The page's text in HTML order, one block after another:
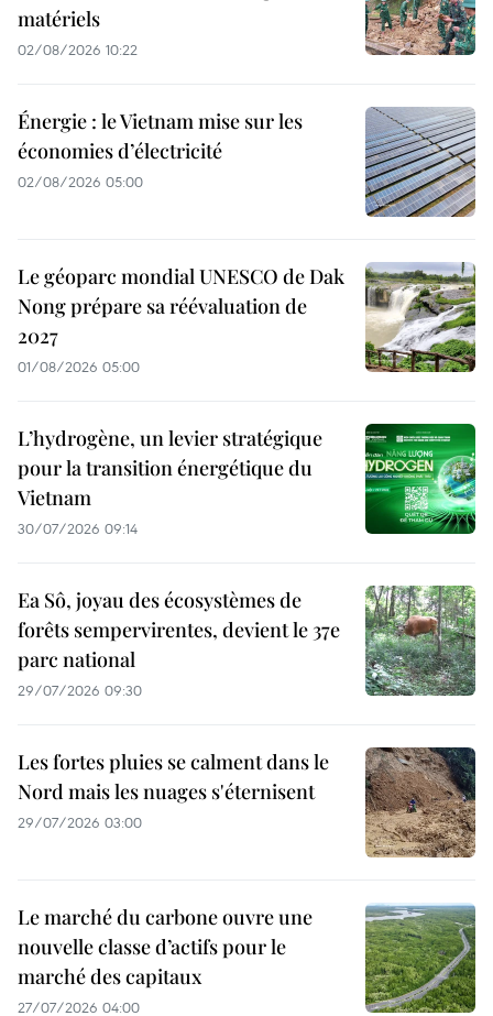
matériels
02/08/2026 10:22
Énergie : le Vietnam mise sur les
économies d’électricité
02/08/2026 05:00
Le géoparc mondial UNESCO de Dak
Nong prépare sa réévaluation de
2027
01/08/2026 05:00
L’hydrogène, un levier stratégique
pour la transition énergétique du
Vietnam
30/07/2026 09:14
Ea Sô, joyau des écosystèmes de
forêts sempervirentes, devient le 37e
parc national
29/07/2026 09:30
Les fortes pluies se calment dans le
Nord mais les nuages s'éternisent
29/07/2026 03:00
Le marché du carbone ouvre une
nouvelle classe d’actifs pour le
marché des capitaux
27/07/2026 04:00